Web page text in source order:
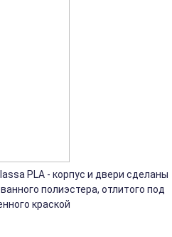
PLA - корпус и двери сделаны
полиэстера, отлитого под
краской